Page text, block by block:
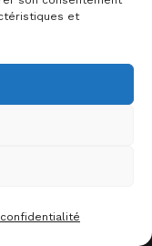
et
CONTACT